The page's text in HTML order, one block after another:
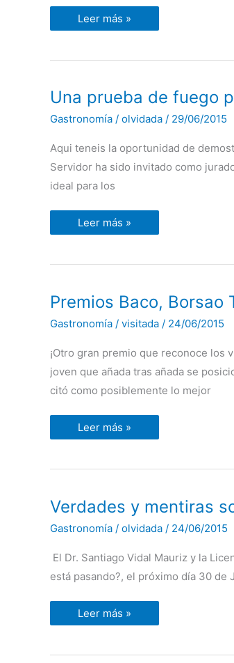
taller
sobre
pan
Puerto
Leer más »
Una prueba de fuego
Gastronomía / olvidada / 29/06/2015
Aqui teneis la oportunidad de
Servidor ha sido invitado como
ideal para los
Una
prueba
fuego
los
cocinillas
Leer más »
Premios Baco, Borsao
Gastronomía / visitada / 24/06/2015
¡Otro gran premio que reconoce los
joven que añada tras añada se
citó como posiblemente lo mejor
Premios
Baco,
Borsao
Tinto
recibe
la
medalla
de
ORO.
Leer más »
Verdades y mentiras
Gastronomía / olvidada / 24/06/2015
El Dr. Santiago Vidal Mauriz y la
está pasando?, el próximo día 30 de
Verdades
y
mentiras
sobre
envejecimiento
Leer más »